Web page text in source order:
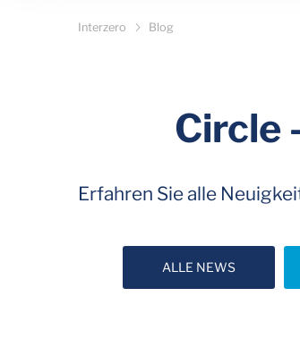
Interzero Blog
Circle
Erfahren Sie alle
ALLE NEWS